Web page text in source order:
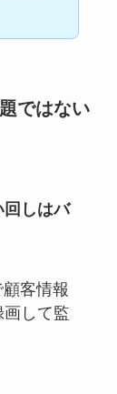
ではない
回しはバ
客情報
画して監